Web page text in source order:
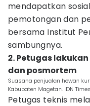
mendapatkan
pemotongan dan
bersama Institut
sambungnya.
2. Petugas
dan posmortem
Suasana penjualan hewan
Kabupaten Magetan. IDN
Petugas teknis